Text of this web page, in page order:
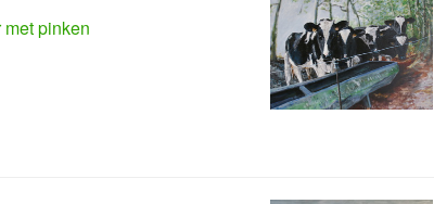
met pinken